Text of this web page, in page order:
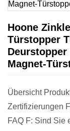
Hoone
Türstopper
Magnet-
Übersicht
Zertifizierungen
FAQ F: Sind Sie